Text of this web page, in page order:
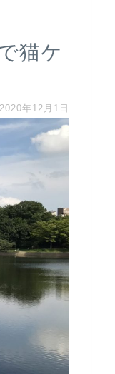
猫ケ
年12月1日